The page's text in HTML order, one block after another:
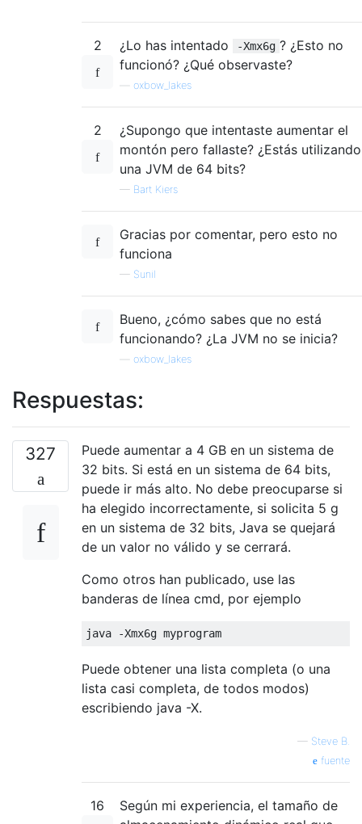
2 ¿Lo has intentado -Xmx6g ? ¿Esto no
funcionó? ¿Qué observaste?
oxbow_lakes
2
¿Supongo que intentaste aumentar el
montón pero fallaste? ¿Estás utilizando
una JVM de 64 bits?
— Bart Kiers
Gracias por comentar, pero esto no
funciona
— Sunil
Bueno, ¿cómo sabes que no está
funcionando? ¿La JVM no se inicia?
oxbow_lakes
Respuestas:
327
Puede aumentar a 4 GB en un sistema de
32 bits. Si está en un sistema de 64 bits,
puede ir más alto. No debe preocuparse si
ha elegido incorrectamente, si solicita 5 g
en un sistema de 32 bits, Java se quejará
de un valor no válido y se cerrará.
Como otros han publicado, use las
banderas de línea cmd, por ejemplo
java -Xmx6g myprogram
Puede obtener una lista completa (o una
lista casi completa, de todos modos)
escribiendo java -X.
— Steve B.
fuente
16
Según mi experiencia, el tamaño de